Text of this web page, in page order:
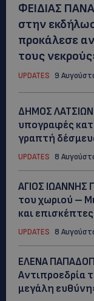
ΦΕΙΔΙΑΣ
στην
προκάλεσε
τους
UPDATES 9
ΔΗΜΟΣ
υπογραφές
γραπτή
UPDATES 8
ΑΓΙΟΣ ΙΩΑΝΝΗΣ
του χωριού –
και επισκέπτες
UPDATES 8
ΕΛΕΝΑ
Αντιπροεδρία
μεγάλη